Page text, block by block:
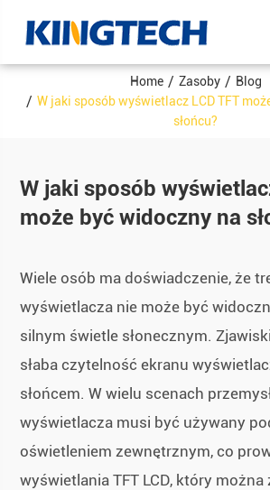
Home Zasoby
Blog
W jaki sposób wyświetlacz LCD TFT
słońcu?
W jaki sposób
może być widoczny na
Wiele osób ma doświadczenie, że
wyświetlacza nie może być
silnym świetle słonecznym.
słaba czytelność ekranu
słońcem. W wielu scenach
wyświetlacza musi być używany
oświetleniem zewnętrznym, co
wyświetlania TFT LCD, który